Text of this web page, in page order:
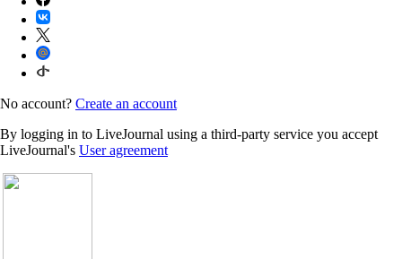
No account? Create an account
By logging in to LiveJournal using a third-party service you accept
LiveJournal's User agreement